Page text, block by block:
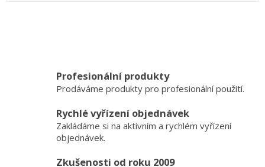
Profesionální produkty
Prodáváme produkty pro profesionální použití.
Rychlé vyřízení objednávek
Zakládáme si na aktivním a rychlém vyřízení
objednávek.
Zkušenosti od roku 2009